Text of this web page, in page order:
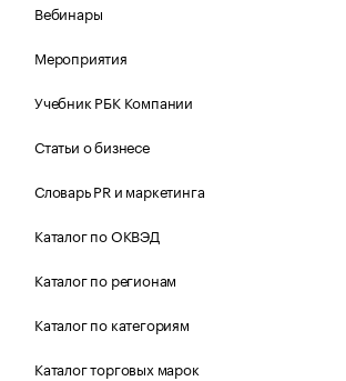
Вебинары
Мероприятия
Учебник РБК Компании
Статьи о бизнесе
Словарь PR и маркетинга
Каталог по ОКВЭД
Каталог по регионам
Каталог по категориям
Каталог торговых марок